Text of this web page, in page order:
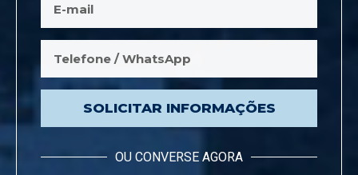
SOLICITAR INFORMAÇÕES
OU CONVERSE AGORA